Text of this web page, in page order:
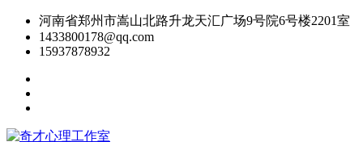
河南省郑州市嵩山北路升龙天汇广场9号院6号楼2201室
1433800178@qq.com
15937878932